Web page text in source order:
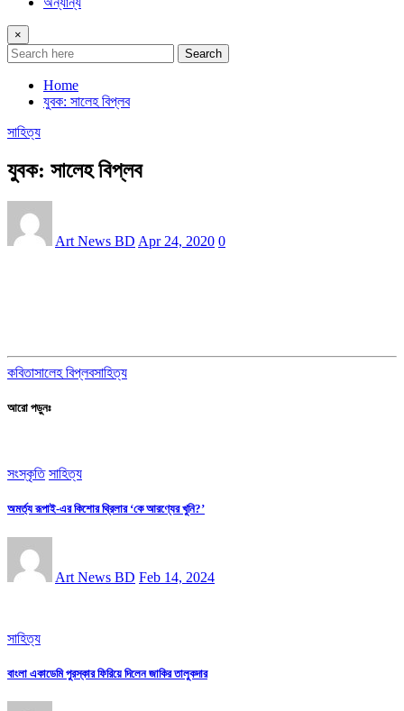
×
Search
Home
যুবক: সালেহ বিপ্লব
সাহিত্য
যুবক: সালেহ বিপ্লব
Art News BD Apr 24, 2020 0
কবিতাসালেহ বিপ্লবসাহিত্য
আরো পড়ুনঃ
সংস্কৃতি সাহিত্য
অমর্ত্য রূপাই-এর কিশোর থ্রিলার ‘কে আরণ্যের খুনি?’
Art News BD Feb 14, 2024
সাহিত্য
বাংলা একাডেমি পুরস্কার ফিরিয়ে দিলেন জাকির তালুকদার